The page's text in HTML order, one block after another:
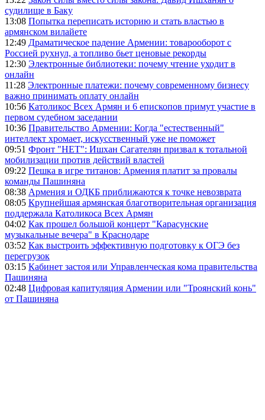
судилище в Баку
13:08 Попытка переписать историю и стать властью в
армянском вилайете
12:49 Драматическое падение Армении: товарооборот с
Россией рухнул, а топливо бьет ценовые рекорды
12:30 Электронные библиотеки: почему чтение уходит в
онлайн
11:28 Электронные платежи: почему современному бизнесу
важно принимать оплату онлайн
10:56 Католикос Всех Армян и 6 епископов примут участие в
первом судебном заседании
10:36 Правительство Армении: Когда "естественный"
интеллект хромает, искусственный уже не поможет
09:51 Фронт "НЕТ": Ишхан Сагателян призвал к тотальной
мобилизации против действий властей
09:22 Пешка в игре титанов: Армения платит за провалы
команды Пашиняна
08:38 Армения и ОДКБ приближаются к точке невозврата
08:05 Крупнейшая армянская благотворительная организация
поддержала Католикоса Всех Армян
04:02 Как прошел большой концерт "Карасунские
музыкальные вечера" в Краснодаре
03:52 Как выстроить эффективную подготовку к ОГЭ без
перегрузок
03:15 Кабинет застоя или Управленческая кома правительства
Пашиняна
02:48 Цифровая капитуляция Армении или "Троянский конь"
от Пашиняна